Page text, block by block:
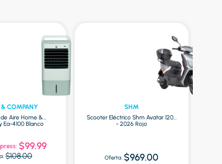
COMPANY
Aire Home &
Ea-4100 Blanco
$99.99
$108.00
SHM
Scooter Eléctrico Shm Avatar 1200
- 2026 Rojo
Oferta: $969.00